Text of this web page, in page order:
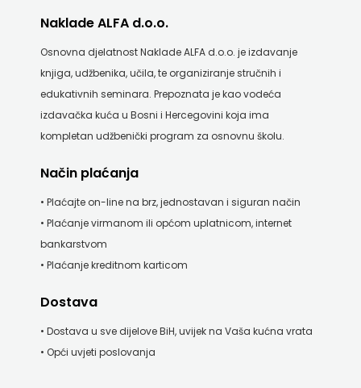
media
grupa
d.o.o.
TERAPIJA,
ZAGREB
Twins
GLUTEN
Naklade ALFA d.o.o.
Osnovna djelatnost Naklade ALFA d.o.o. je izdavanje
knjiga, udžbenika, učila, te organiziranje stručnih i
edukativnih seminara. Prepoznata je kao vodeća
izdavačka kuća u Bosni i Hercegovini koja ima
kompletan udžbenički program za osnovnu školu.
Način plaćanja
• Plaćajte on-line na brz, jednostavan i siguran način
• Plaćanje virmanom ili općom uplatnicom, internet
bankarstvom
• Plaćanje kreditnom karticom
Dostava
• Dostava u sve dijelove BiH, uvijek na Vaša kućna vrata
• Opći uvjeti poslovanja